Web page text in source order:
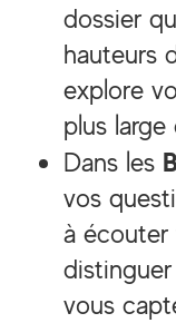
dossier
hauteurs
explore
plus
Dans les
vos
à écouter
vous